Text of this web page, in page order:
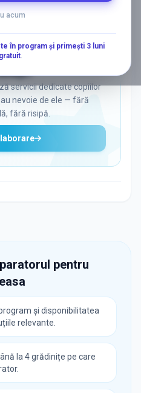
acum
te în program și primești 3 luni
gratuit.
la părinții care
servicii dedicate copiilor
nevoie de ele — fără
fără risipă.
pentru
și disponibilitatea
relevante.
la 4 grădinițe pe care